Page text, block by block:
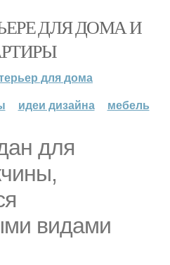
ДЛЯ ДОМА И
для дома
идеи дизайна мебель
для
видами